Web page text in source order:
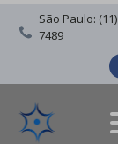
São Paulo:
7489